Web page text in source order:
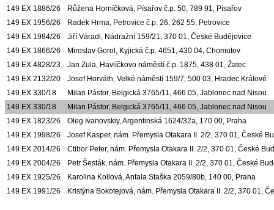
149 EX 1886/26
Růžena Horníčková, Písařov č.p. 50, 789 91, Písařov
149 EX 1956/26
Radek Hrma, Petrovice č.p. 26, 262 55, Petrovice
149 EX 1984/26
Jiří Váradi, Nádražní 159/21, 370 01, České Budějovice
149 EX 1866/26
Miroslav Gorol, Kyjická č.p. 4651, 430 04, Chomutov
149 EX 4828/23
Jan Zula, Havlíčkovo náměstí č.p. 1875, 438 01, Žatec
149 EX 2132/20
Josef Horváth, Velké náměstí 159/7, 500 03, Hradec Králové
149 EX 330/18
Milan Pástor, Belgická 3765/11, 466 05, Jablonec nad Nisou
149 EX 330/18
Milan Pástor, Belgická 3765/11, 466 05, Jablonec nad Nisou
149 EX 1823/26
Oleg Ivanovskiy, Argentinská 1624/32a, 170 00, Praha
149 EX 1998/26
Josef Kasper, nám. Přemysla Otakara II. 2/2, 370 01, České
149 EX 2014/26
Ctibor Peter, nám. Přemysla Otakara II. 2/2, 370 01, České
149 EX 2004/26
Petr Šesták, nám. Přemysla Otakara II. 2/2, 370 01, České
149 EX 1925/26
Karolina Kollová, Antala Staška 2059/80b, 140 00, Praha
149 EX 1991/26
Kristýna Bokotejová, nám. Přemysla Otakara II. 2/2, 370 01,